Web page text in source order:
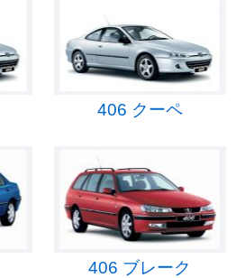
406 クーペ
406 ブレーク